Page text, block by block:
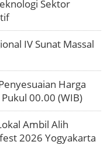
Sektor
IV Sunat Massal
Harga
00.00 (WIB)
Ambil Alih
2026 Yogyakarta